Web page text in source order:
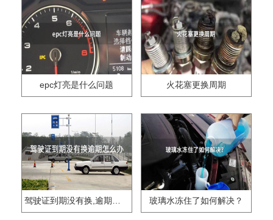
epc灯亮是什么问题 火花塞更换周期
驾驶证到期没有换,逾期怎么办?? 玻璃水冻住了如何解决？